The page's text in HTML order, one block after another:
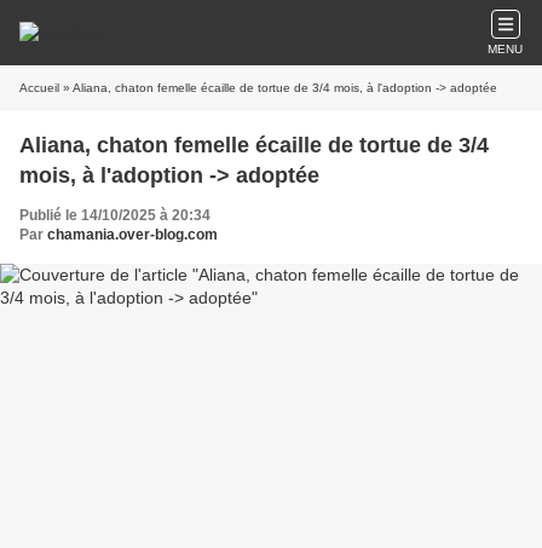
MENU
Accueil » Aliana, chaton femelle écaille de tortue de 3/4 mois, à l'adoption -> adoptée
Aliana, chaton femelle écaille de tortue de 3/4
mois, à l'adoption -> adoptée
Publié le 14/10/2025 à 20:34
Par chamania.over-blog.com